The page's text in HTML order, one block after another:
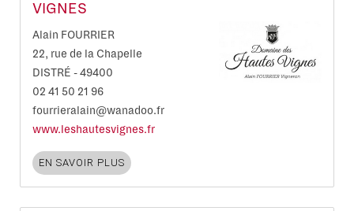
VIGNES
Alain FOURRIER
22, rue de la Chapelle
DISTRÉ - 49400
02 41 50 21 96
fourrieralain@wanadoo.fr
www.leshautesvignes.fr
EN SAVOIR PLUS